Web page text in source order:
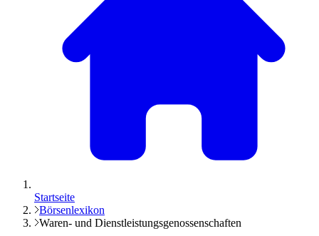
Startseite
Börsenlexikon
Waren- und Dienstleistungsgenossenschaften